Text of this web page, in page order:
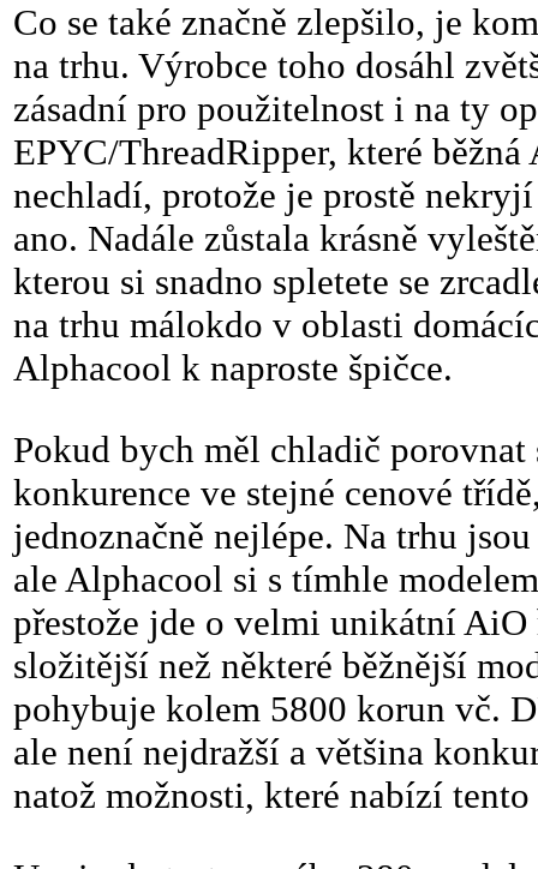
Co se také značně zlepšilo, je
na trhu. Výrobce toho dosáhl
zásadní pro použitelnost i na ty
EPYC/ThreadRipper, které
nechladí, protože je prostě
ano. Nadále zůstala krásně
kterou si snadno spletete se
na trhu málokdo v oblasti
Alphacool k naproste špičce.
Pokud bych měl chladič
konkurence ve stejné cenové
jednoznačně nejlépe. Na trhu
ale Alphacool si s tímhle
přestože jde o velmi unikátní AiO
složitější než některé běžnější
pohybuje kolem 5800 korun vč.
ale není nejdražší a většina
natož možnosti, které nabízí